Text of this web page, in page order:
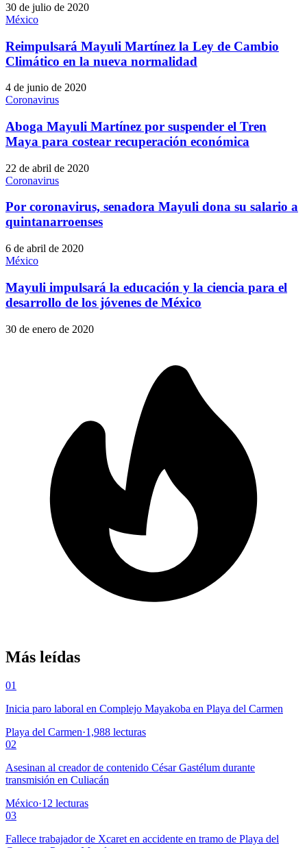
30 de julio de 2020
México
Reimpulsará Mayuli Martínez la Ley de Cambio
Climático en la nueva normalidad
4 de junio de 2020
Coronavirus
Aboga Mayuli Martínez por suspender el Tren
Maya para costear recuperación económica
22 de abril de 2020
Coronavirus
Por coronavirus, senadora Mayuli dona su salario a
quintanarroenses
6 de abril de 2020
México
Mayuli impulsará la educación y la ciencia para el
desarrollo de los jóvenes de México
30 de enero de 2020
Más leídas
01
Inicia paro laboral en Complejo Mayakoba en Playa del Carmen
Playa del Carmen·1,988 lecturas
02
Asesinan al creador de contenido César Gastélum durante
transmisión en Culiacán
México·12 lecturas
03
Fallece trabajador de Xcaret en accidente en tramo de Playa del